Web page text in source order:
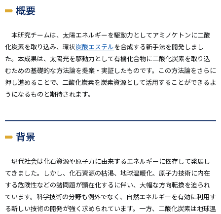
概要
本研究チームは、太陽エネルギーを駆動力としてアミノケトンに二酸
化炭素を取り込み、環状炭酸エステルを合成する新手法を開発しまし
た。本成果は、太陽光を駆動力として有機化合物に二酸化炭素を取り込
むための基礎的な方法論を提案・実証したものです。この方法論をさらに
押し進めることで、二酸化炭素を炭素資源として活用することができるよ
うになるものと期待されます。
背景
現代社会は化石資源や原子力に由来するエネルギーに依存して発展し
てきました。しかし、化石資源の枯渇、地球温暖化、原子力技術に内在
する危険性などの諸問題が顕在化するに伴い、大幅な方向転換を迫られ
ています。科学技術の分野も例外でなく、自然エネルギーを有効に利用す
る新しい技術の開発が強く求められています。一方、二酸化炭素は地球温